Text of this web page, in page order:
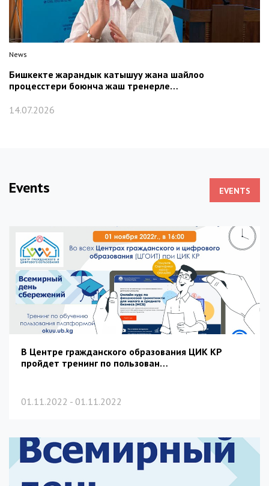
News
Бишкекте жарандык катышуу жана шайлоо
процесстери боюнча жаш тренерле…
14.07.2026
Events EVENTS
В Центре гражданского образования ЦИК КР
пройдет тренинг по пользован…
01.11.2022 - 01.11.2022